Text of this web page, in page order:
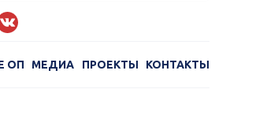
ОП МЕДИА ПРОЕКТЫ КОНТАКТЫ